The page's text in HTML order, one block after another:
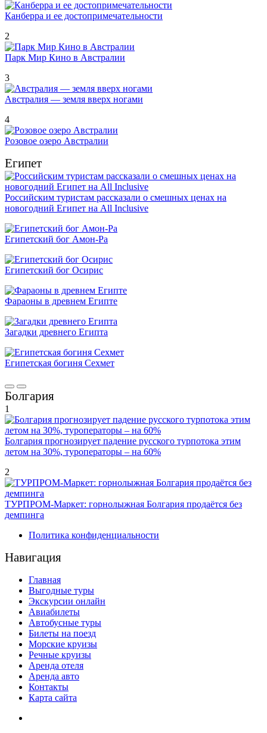
Канберра и ее достопримечательности
2
Парк Мир Кино в Австралии
3
Австралия — земля вверх ногами
4
Розовое озеро Австралии
Египет
Российским туристам рассказали о смешных ценах на
новогодний Египет на All Inclusive
Египетский бог Амон-Ра
Египетский бог Осирис
Фараоны в древнем Египте
Загадки древнего Египта
Египетская богиня Сехмет
Болгария
1
Болгария прогнозирует падение русского турпотока этим
летом на 30%, туроператоры – на 60%
2
ТУРПРОМ-Маркет: горнолыжная Болгария продаётся без
демпинга
Политика конфиденциальности
Навигация
Главная
Выгодные туры
Экскурсии онлайн
Авиабилеты
Автобусные туры
Билеты на поезд
Морские круизы
Речные круизы
Аренда отеля
Аренда авто
Контакты
Карта сайта